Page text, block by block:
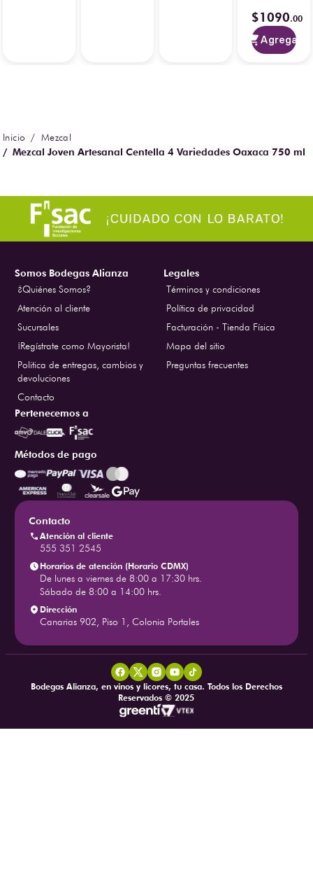
750 ml
$1090.00
Agregar
Mezcal
Mezcal Joven Artesanal Centella 4 Variedades Oaxaca 750 ml
Somos Bodegas Alianza
¿Quiénes Somos?
Atención al cliente
Sucursales
¡Regístrate como Mayorista!
Politica de entregas, cambios y
devoluciones
Contacto
Legales
Términos y condiciones
Política de privacidad
Facturación - Tienda Física
Mapa del sitio
Preguntas frecuentes
Pertenecemos a
Métodos de pago
Contacto
Atención al cliente
555 351 2545
Horarios de atención (Horario CDMX)
De lunes a viernes de 8:00 a 17:30 hrs.
Sábado de 8:00 a 14:00 hrs.
Dirección
Canarias 902, Piso 1, Colonia Portales
Bodegas Alianza, en vinos y licores, tu casa. Todos los Derechos
Reservados © 2025